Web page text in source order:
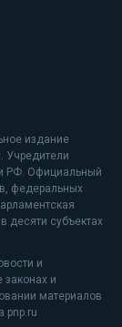
издание
Учредители
РФ. Официальный
федеральных
десяти субъектах
и
и
материалов
pnp.ru